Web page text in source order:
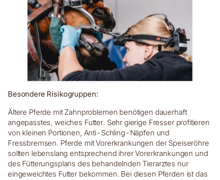
Besondere Risikogruppen:
Ältere Pferde mit Zahnproblemen benötigen dauerhaft
angepasstes, weiches Futter. Sehr gierige Fresser profitieren
von kleinen Portionen, Anti-Schling-Näpfen und
Fressbremsen. Pferde mit Vorerkrankungen der Speiseröhre
sollten lebenslang entsprechend ihrer Vorerkrankungen und
des Fütterungsplans des behandelnden Tierarztes nur
eingeweichtes Futter bekommen. Bei diesen Pferden ist das